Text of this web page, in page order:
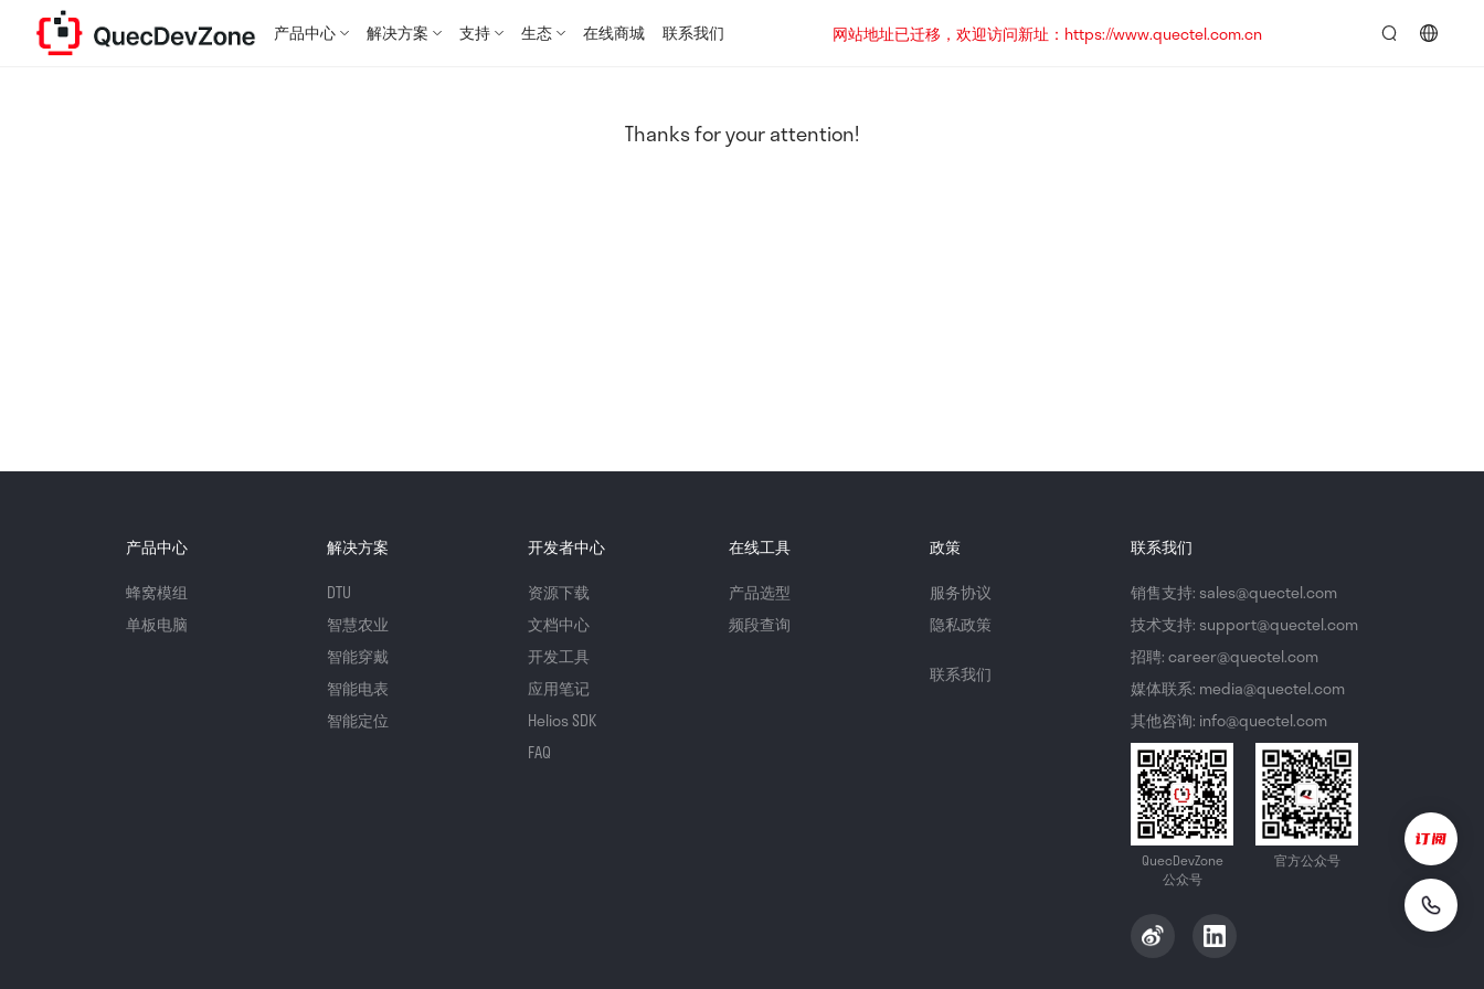
产品中心 解决方案 支持 生态 在线商城 联系我们
网站地址已迁移，欢迎访问新址：https://www.quectel.com.cn
Thanks for your attention!
产品中心
蜂窝模组
单板电脑
解决方案
DTU
智慧农业
智能穿戴
智能电表
智能定位
开发者中心
资源下载
文档中心
开发工具
应用笔记
Helios SDK
FAQ
在线工具
产品选型
频段查询
政策
服务协议
隐私政策
联系我们
联系我们
销售支持: sales@quectel.com
技术支持: support@quectel.com
招聘: career@quectel.com
媒体联系: media@quectel.com
其他咨询: info@quectel.com
QuecDevZone
公众号
官方公众号